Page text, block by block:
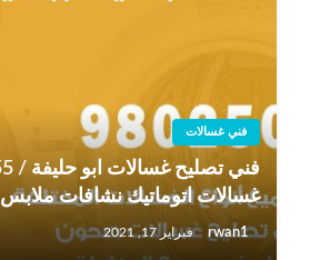
فني غسالات
غسالات اتوماتيك نشافات ملابس
rwan1 فبراير 17, 2021